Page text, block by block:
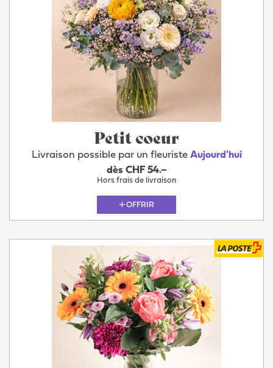
Petit coeur
Livraison possible par un fleuriste Aujourd'hui
dès CHF 54.–
Hors frais de livraison
OFFRIR